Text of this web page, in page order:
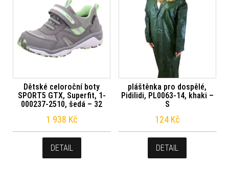
Dětské celoroční boty
SPORT5 GTX, Superfit, 1-
000237-2510, šedá – 32
1 938 Kč
DETAIL
pláštěnka pro dospělé,
Pidilidi, PL0063-14, khaki –
S
124 Kč
DETAIL